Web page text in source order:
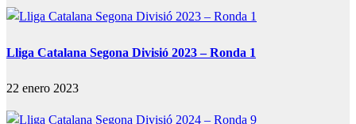
Lliga Catalana Segona Divisió 2023 – Ronda 1
22 enero 2023